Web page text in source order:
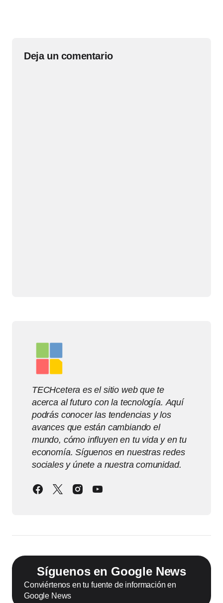
Deja un comentario
TECHcetera es el sitio web que te
acerca al futuro con la tecnología. Aquí
podrás conocer las tendencias y los
avances que están cambiando el
mundo, cómo influyen en tu vida y en tu
economía. Síguenos en nuestras redes
sociales y únete a nuestra comunidad.
Síguenos en Google News
Conviértenos en tu fuente de información en
Google News